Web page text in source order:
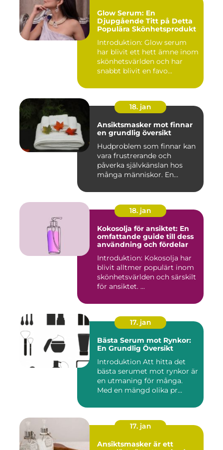
Glow Serum: En
Djupgående Titt på Detta
Populära Skönhetsprodukt
Introduktion: Glow serum
har blivit ett hett ämne inom
skönhetsvärlden och har
snabbt blivit en favo...
18. jan
Ansiktsmasker mot finnar
en grundlig översikt
Hudproblem som finnar kan
vara frustrerande och
påverka självkänslan hos
många människor. En
18. jan
Kokosolja för ansiktet: En
omfattande guide till dess
användning och fördelar
Introduktion: Kokosolja har
blivit alltmer populärt inom
skönhetsvärlden och särskilt
för ansiktet. ...
17. jan
Bästa Serum mot Rynkor:
En Grundlig Översikt
Introduktion Att hitta det
bästa serumet mot rynkor är
en utmaning för många.
Med en mängd olika pr...
17. jan
Ansiktsmasker är ett